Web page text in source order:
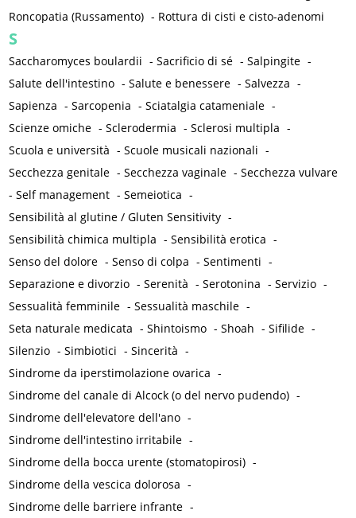
Roncopatia (Russamento) - Rottura di cisti e cisto-adenomi
S
Saccharomyces boulardii -Sacrificio di sé -Salpingite -
Salute dell'intestino -Salute e benessere -Salvezza -
Sapienza -Sarcopenia -Sciatalgia catameniale -
Scienze omiche -Sclerodermia -Sclerosi multipla -
Scuola e università -Scuole musicali nazionali -
Secchezza genitale -Secchezza vaginale -Secchezza vulvare
-Self management -Semeiotica -
Sensibilità al glutine / Gluten Sensitivity -
Sensibilità chimica multipla -Sensibilità erotica -
Senso del dolore -Senso di colpa -Sentimenti -
Separazione e divorzio -Serenità -Serotonina -Servizio -
Sessualità femminile -Sessualità maschile -
Seta naturale medicata -Shintoismo -Shoah -Sifilide -
Silenzio -Simbiotici -Sincerità -
Sindrome da iperstimolazione ovarica -
Sindrome del canale di Alcock (o del nervo pudendo) -
Sindrome dell'elevatore dell'ano -
Sindrome dell'intestino irritabile -
Sindrome della bocca urente (stomatopirosi) -
Sindrome della vescica dolorosa -
Sindrome delle barriere infrante -